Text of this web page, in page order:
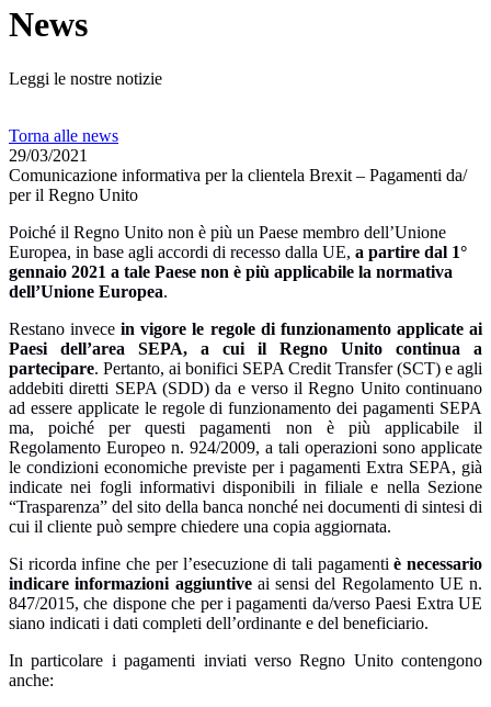
News
Leggi le nostre notizie
Torna alle news
29/03/2021
Comunicazione informativa per la clientela Brexit – Pagamenti da/
per il Regno Unito
Poiché il Regno Unito non è più un Paese membro dell’Unione
Europea, in base agli accordi di recesso dalla UE, a partire dal 1°
gennaio 2021 a tale Paese non è più applicabile la normativa
dell’Unione Europea.
Restano invecein vigore le regole di funzionamento applicate ai
Paesi dell’area SEPA, a cui il Regno Unito continua a
partecipare. Pertanto, ai bonifici SEPA Credit Transfer (SCT) e agli
addebiti diretti SEPA (SDD) da e verso il Regno Unito continuano
ad essere applicate le regole di funzionamento dei pagamenti SEPA
ma, poiché per questi pagamenti non è più applicabile il
Regolamento Europeo n. 924/2009, a tali operazioni sono applicate
le condizioni economiche previste per i pagamenti Extra SEPA, già
indicate nei fogli informativi disponibili in filiale e nella Sezione
“Trasparenza” del sito della banca nonché nei documenti di sintesi di
cui il cliente può sempre chiedere una copia aggiornata.
Si ricorda infine che per l’esecuzione di tali pagamentiè necessario
indicare informazioni aggiuntiveai sensi del Regolamento UE n.
847/2015, che dispone che per i pagamenti da/verso Paesi Extra UE
siano indicati i dati completi dell’ordinante e del beneficiario.
In particolare i pagamenti inviati verso Regno Unito contengono
anche: